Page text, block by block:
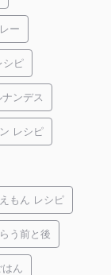
ー
シピ
ナンデス
レシピ
もん レシピ
う前と後
ん